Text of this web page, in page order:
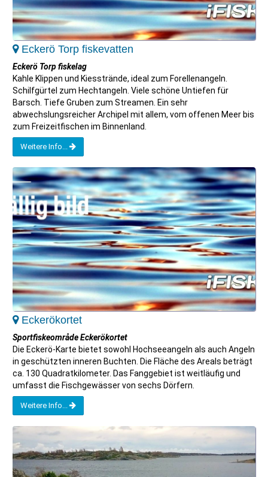
Eckerö Torp fiskevatten
Eckerö Torp fiskelag
Kahle Klippen und Kiesstrände, ideal zum Forellenangeln.
Schilfgürtel zum Hechtangeln. Viele schöne Untiefen für
Barsch. Tiefe Gruben zum Streamen. Ein sehr
abwechslungsreicher Archipel mit allem, vom offenen Meer bis
zum Freizeitfischen im Binnenland.
Weitere Info...
Eckerökortet
Sportfiskeområde Eckerökortet
Die Eckerö-Karte bietet sowohl Hochseeangeln als auch Angeln
in geschützten inneren Buchten. Die Fläche des Areals beträgt
ca. 130 Quadratkilometer. Das Fanggebiet ist weitläufig und
umfasst die Fischgewässer von sechs Dörfern.
Weitere Info...